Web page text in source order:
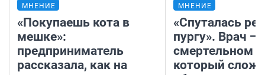
МНЕНИЕ
«Покупаешь кота в
мешке»:
предприниматель
рассказала, как на
МНЕНИЕ
«Спуталась
пургу». Врач —
смертельном
который